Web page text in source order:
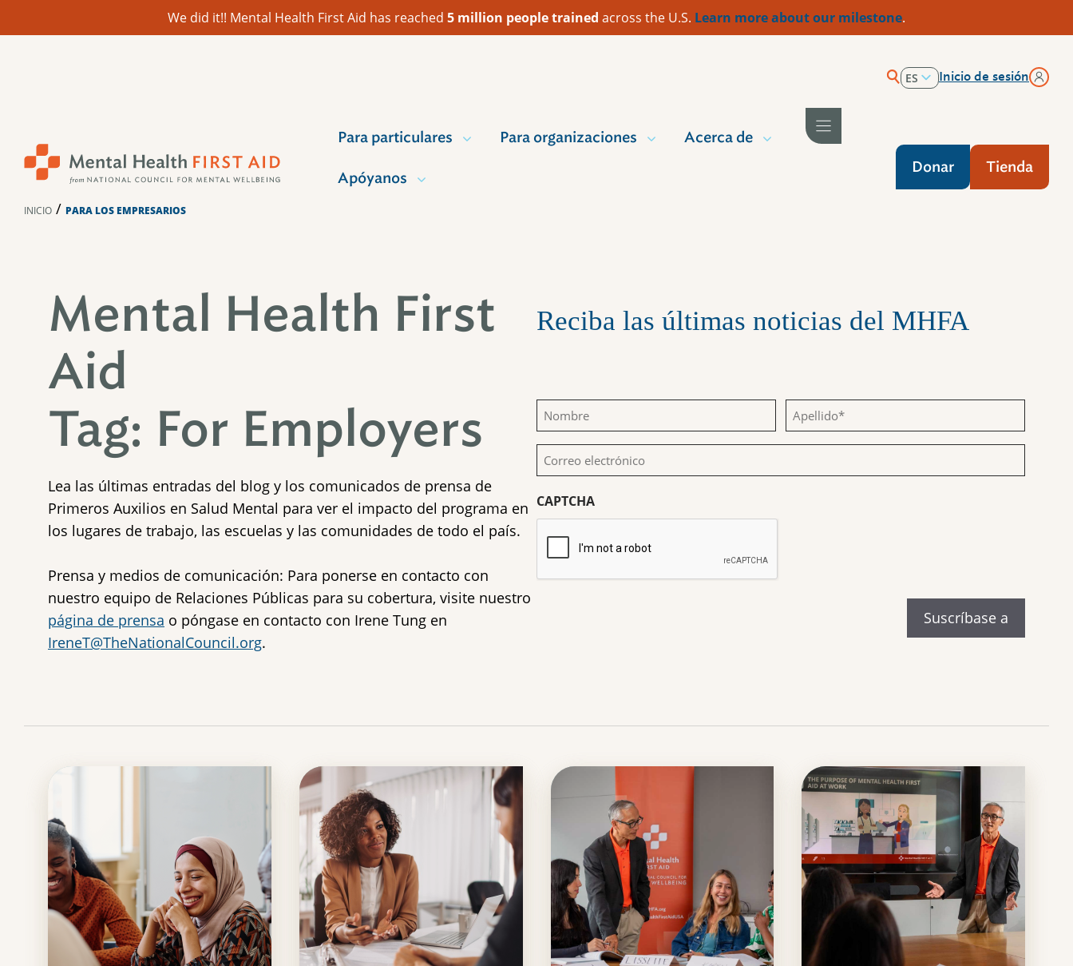
We did it!! Mental Health First Aid has reached 5 million people trained across the U.S. Learn more about our milestone.
ES
Inicio de sesión
Para particulares Para organizaciones Acerca de
Apóyanos
Donar Tienda
INICIO / PARA LOS EMPRESARIOS
Mental Health First
Aid
Tag: For Employers
Lea las últimas entradas del blog y los comunicados de prensa de
Primeros Auxilios en Salud Mental para ver el impacto del programa en
los lugares de trabajo, las escuelas y las comunidades de todo el país.
Prensa y medios de comunicación: Para ponerse en contacto con
nuestro equipo de Relaciones Públicas para su cobertura, visite nuestro
página de prensa o póngase en contacto con Irene Tung en
IreneT@TheNationalCouncil.org.
Reciba las últimas noticias del MHFA
Nombre
(Obligatorio)
Apellido
(Obligatorio)
Correo
electrónico
(Obligatorio)
CAPTCHA